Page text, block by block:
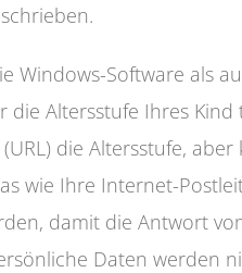
Windows-Software als
die Altersstufe Ihres
die Altersstufe,
wie Ihre Internet-
damit die Antwort
Daten werden